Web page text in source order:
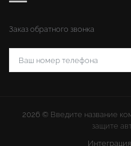
Заказ обратного звонка
2026 © Введите название
защите
Интеграция